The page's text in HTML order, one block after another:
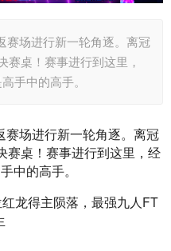
赛场进行新一轮角逐。离冠
赛桌！赛事进行到这里，
手中的高手。
场进行新一轮角逐。离冠
赛桌！赛事进行到这里，经
中的高手。